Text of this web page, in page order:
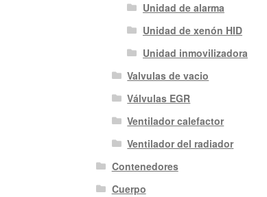
Unidad de alarma
Unidad de xenón HID
Unidad inmovilizadora
Valvulas de vacio
Válvulas EGR
Ventilador calefactor
Ventilador del radiador
Contenedores
Cuerpo